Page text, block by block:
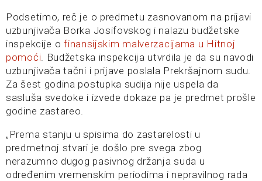
Podsetimo, reč je o predmetu zasnovanom na prijavi
uzbunjivača Borka Josifovskog i nalazu budžetske
inspekcije ofinansijskim malverzacijama u Hitnoj
pomoći. Budžetska inspekcija utvrdila je da su navodi
uzbunjivača tačni i prijave poslala Prekršajnom sudu.
Za šest godina postupka sudija nije uspela da
sasluša svedoke i izvede dokaze pa je predmet prošle
godine zastareo.
„Prema stanju u spisima do zastarelosti u
predmetnoj stvari je došlo pre svega zbog
nerazumno dugog pasivnog držanja suda u
određenim vremenskim periodima i nepravilnog rada